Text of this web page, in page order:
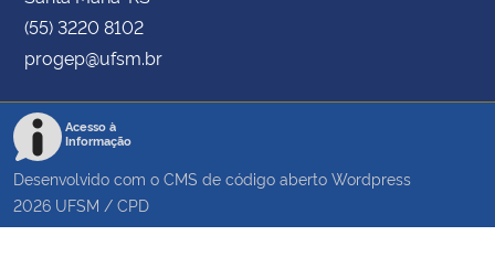
(55) 3220 8102
progep@ufsm.br
Acesso à
Informação
Desenvolvido com o CMS de código aberto Wordpress
2026 UFSM / CPD